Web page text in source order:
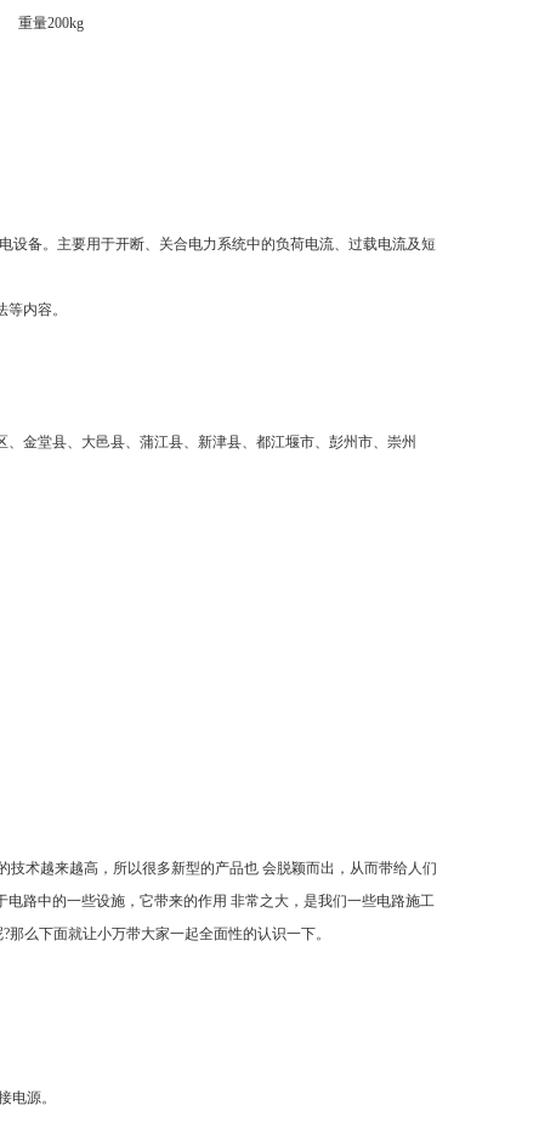
重量200kg
设备。主要用于开断、关合电力系统中的负荷电流、过载电流及短
内容。
金堂县、大邑县、蒲江县、新津县、都江堰市、彭州市、崇州
术越来越高，所以很多新型的产品也 会脱颖而出，从而带给人们
路中的一些设施，它带来的作用 非常之大，是我们一些电路施工
那么下面就让小万带大家一起全面性的认识一下。
电源。